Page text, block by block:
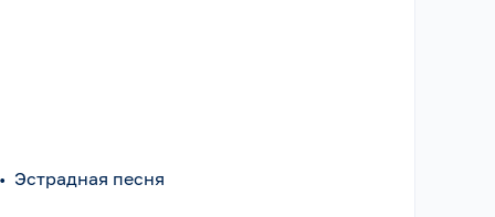
• Эстрадная песня